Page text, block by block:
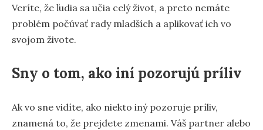
Veríte, že ľudia sa učia celý život, a preto nemáte
problém počúvať rady mladších a aplikovať ich vo
svojom živote.
Sny o tom, ako iní pozorujú príliv
Ak vo sne vidíte, ako niekto iný pozoruje príliv,
znamená to, že prejdete zmenami. Váš partner alebo